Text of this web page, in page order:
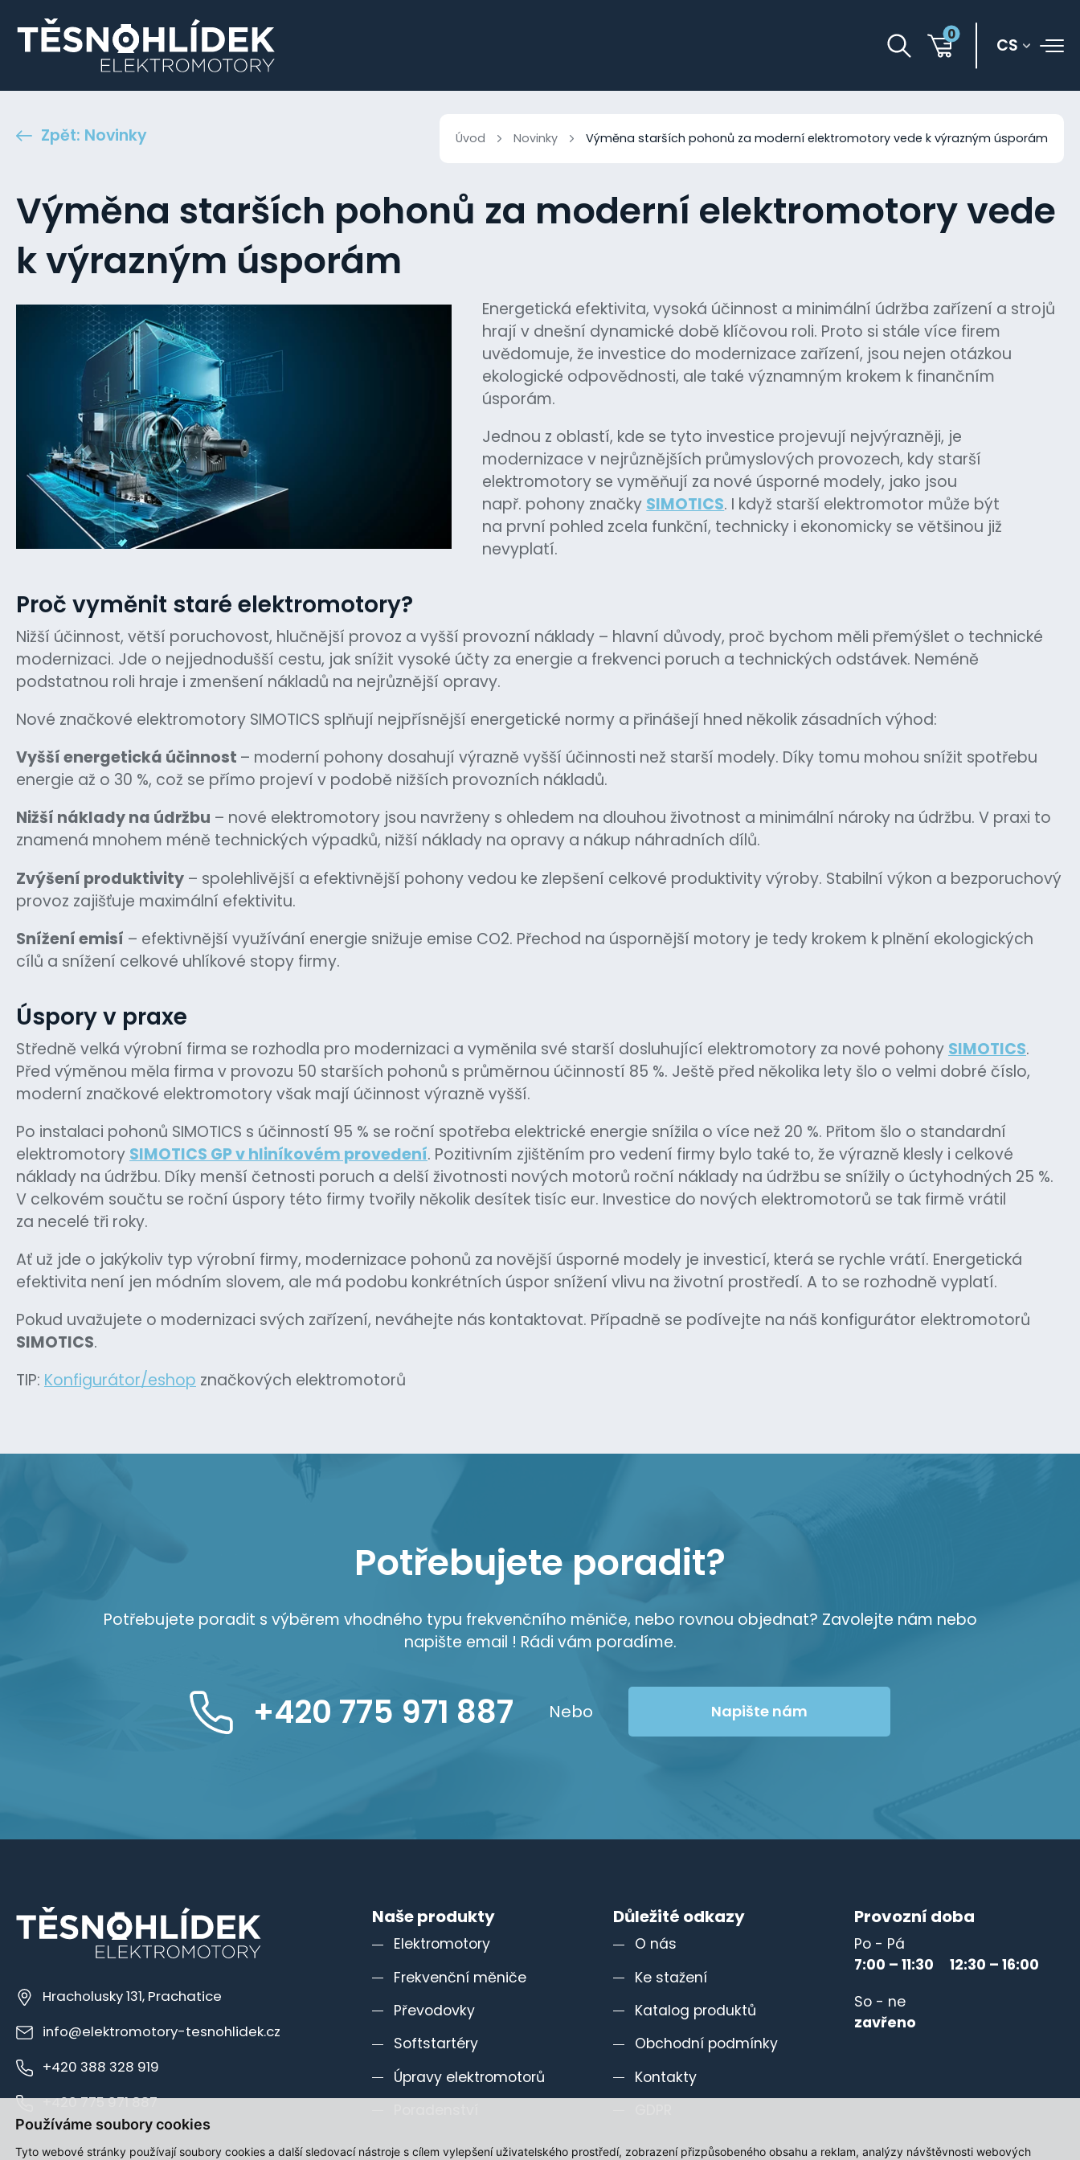
Používáme soubory cookies
Tyto webové stránky používají soubory cookies a další sledovací nástroje s cílem vylepšení uživatelského prostředí, zobrazení přizpůsobeného obsahu a reklam, analýzy návštěvnosti webových
0
CS
Úvod Novinky Výměna starších pohonů za moderní elektromotory vede k výrazným úsporám
Zpět: Novinky
Výměna starších pohonů za moderní elektromotory vede
k výrazným úsporám
Energetická efektivita, vysoká účinnost a minimální údržba zařízení a strojů
hrají v dnešní dynamické době klíčovou roli. Proto si stále více firem
uvědomuje, že investice do modernizace zařízení, jsou nejen otázkou
ekologické odpovědnosti, ale také významným krokem k finančním
úsporám.
Jednou z oblastí, kde se tyto investice projevují nejvýrazněji, je
modernizace v nejrůznějších průmyslových provozech, kdy starší
elektromotory se vyměňují za nové úsporné modely, jako jsou
např. pohony značky SIMOTICS. I když starší elektromotor může být
na první pohled zcela funkční, technicky i ekonomicky se většinou již
nevyplatí.
Proč vyměnit staré elektromotory?
Nižší účinnost, větší poruchovost, hlučnější provoz a vyšší provozní náklady – hlavní důvody, proč bychom měli přemýšlet o technické
modernizaci. Jde o nejjednodušší cestu, jak snížit vysoké účty za energie a frekvenci poruch a technických odstávek. Neméně
podstatnou roli hraje i zmenšení nákladů na nejrůznější opravy.
Nové značkové elektromotory SIMOTICS splňují nejpřísnější energetické normy a přinášejí hned několik zásadních výhod:
Vyšší energetická účinnost – moderní pohony dosahují výrazně vyšší účinnosti než starší modely. Díky tomu mohou snížit spotřebu
energie až o 30 %, což se přímo projeví v podobě nižších provozních nákladů.
Nižší náklady na údržbu – nové elektromotory jsou navrženy s ohledem na dlouhou životnost a minimální nároky na údržbu. V praxi to
znamená mnohem méně technických výpadků, nižší náklady na opravy a nákup náhradních dílů.
Zvýšení produktivity – spolehlivější a efektivnější pohony vedou ke zlepšení celkové produktivity výroby. Stabilní výkon a bezporuchový
provoz zajišťuje maximální efektivitu.
Snížení emisí – efektivnější využívání energie snižuje emise CO2. Přechod na úspornější motory je tedy krokem k plnění ekologických
cílů a snížení celkové uhlíkové stopy firmy.
Úspory v praxe
Středně velká výrobní firma se rozhodla pro modernizaci a vyměnila své starší dosluhující elektromotory za nové pohony SIMOTICS.
Před výměnou měla firma v provozu 50 starších pohonů s průměrnou účinností 85 %. Ještě před několika lety šlo o velmi dobré číslo,
moderní značkové elektromotory však mají účinnost výrazně vyšší.
Po instalaci pohonů SIMOTICS s účinností 95 % se roční spotřeba elektrické energie snížila o více než 20 %. Přitom šlo o standardní
elektromotory SIMOTICS GP v hliníkovém provedení. Pozitivním zjištěním pro vedení firmy bylo také to, že výrazně klesly i celkové
náklady na údržbu. Díky menší četnosti poruch a delší životnosti nových motorů roční náklady na údržbu se snížily o úctyhodných 25 %.
V celkovém součtu se roční úspory této firmy tvořily několik desítek tisíc eur. Investice do nových elektromotorů se tak firmě vrátil
za necelé tři roky.
Ať už jde o jakýkoliv typ výrobní firmy, modernizace pohonů za novější úsporné modely je investicí, která se rychle vrátí. Energetická
efektivita není jen módním slovem, ale má podobu konkrétních úspor snížení vlivu na životní prostředí. A to se rozhodně vyplatí.
Pokud uvažujete o modernizaci svých zařízení, neváhejte nás kontaktovat. Případně se podívejte na náš konfigurátor elektromotorů
SIMOTICS.
TIP: Konfigurátor/eshop značkových elektromotorů
Potřebujete poradit?
Potřebujete poradit s výběrem vhodného typu frekvenčního měniče, nebo rovnou objednat? Zavolejte nám nebo
napište email ! Rádi vám poradíme.
+420 775 971 887 Nebo Napište nám
Hracholusky 131, Prachatice
info@elektromotory-tesnohlidek.cz
+420 388 328 919
+420 775 971 887
Naše produkty
Elektromotory
Frekvenční měniče
Převodovky
Softstartéry
Úpravy elektromotorů
Důležité odkazy
O nás
Ke stažení
Katalog produktů
Obchodní podmínky
Kontakty
Provozní doba
Po - Pá
7:00 – 11:30 12:30 – 16:00
So - ne
zavřeno